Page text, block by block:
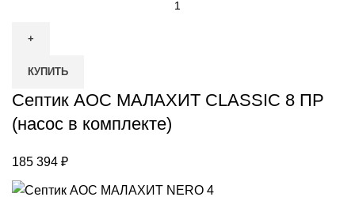
КУПИТЬ
Септик АОС МАЛАХИТ CLASSIC 8 ПР
(насос в комплекте)
185 394 ₽